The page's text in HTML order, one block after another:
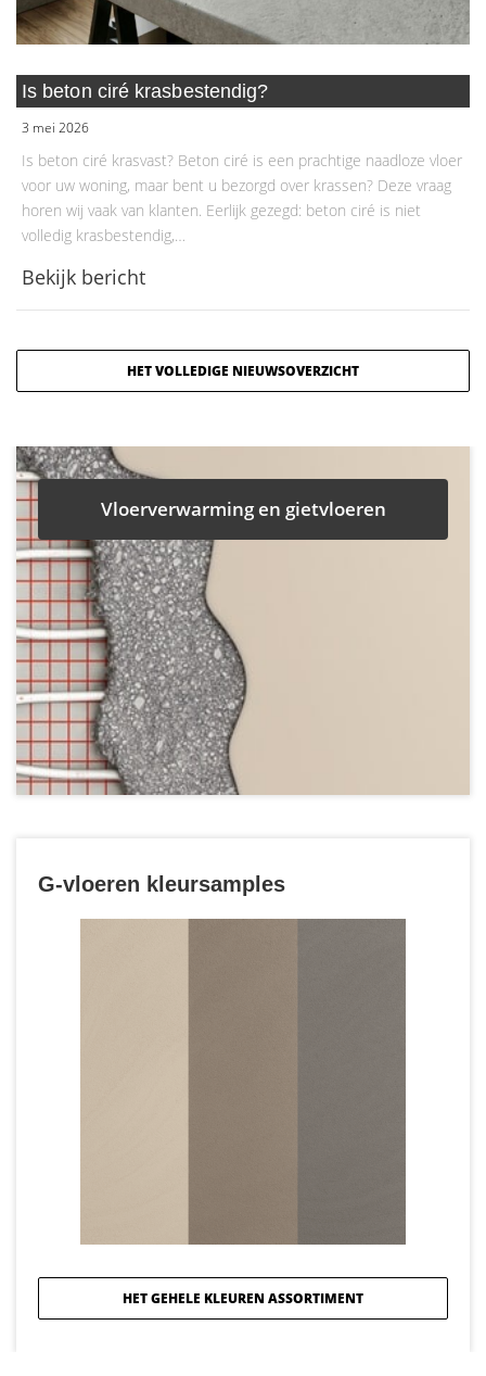
Is beton ciré krasbestendig?
3 mei 2026
Is beton ciré krasvast? Beton ciré is een prachtige naadloze vloer
voor uw woning, maar bent u bezorgd over krassen? Deze vraag
horen wij vaak van klanten. Eerlijk gezegd: beton ciré is niet
volledig krasbestendig,…
Bekijk bericht
HET VOLLEDIGE NIEUWSOVERZICHT
Vloerverwarming en gietvloeren
G-vloeren kleursamples
HET GEHELE KLEUREN ASSORTIMENT